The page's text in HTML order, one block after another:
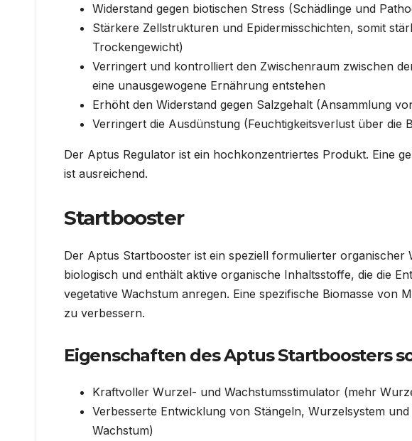
Widerstand gegen biotischen Stress (Schädlinge und
Stärkere Zellstrukturen und Epidermisschichten, somit
Trockengewicht)
Verringert und kontrolliert den Zwischenraum zwischen
eine unausgewogene Ernährung entstehen
Erhöht den Widerstand gegen Salzgehalt (Ansammlung
Verringert die Ausdünstung (Feuchtigkeitsverlust über die
Der Aptus Regulator ist ein hochkonzentriertes Produkt. Eine
ist ausreichend.
Startbooster
Der Aptus Startbooster ist ein speziell formulierter organischer
biologisch und enthält aktive organische Inhaltsstoffe, die die
vegetative Wachstum anregen. Eine spezifische Biomasse von
zu verbessern.
Eigenschaften des Aptus Startboosters
Kraftvoller Wurzel- und Wachstumsstimulator (mehr
Verbesserte Entwicklung von Stängeln, Wurzelsystem
Wachstum)